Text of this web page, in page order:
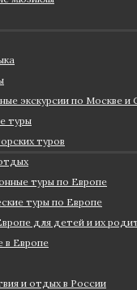
экскурсии по Москве и
туры
туров
туры по Европе
туры по Европе
для детей и их
в Европе
и отдых в России